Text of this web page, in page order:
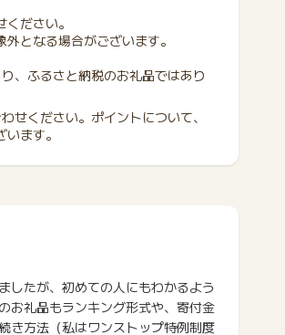
ださい。
となる場合がございます。
、ふるさと納税のお礼品ではあり
せください。ポイントについて、
ます。
したが、初めての人にもわかるよう
お礼品もランキング形式や、寄付金
き方法（私はワンストップ特例制度